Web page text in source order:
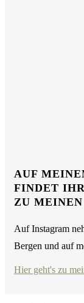
AUF
FINDET
ZU
Auf Instagram
Bergen und auf
Hier geht's zu